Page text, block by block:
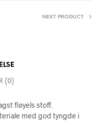
NEXT PRODUCT
(0)
fløyels stoff.
med god tyngde i